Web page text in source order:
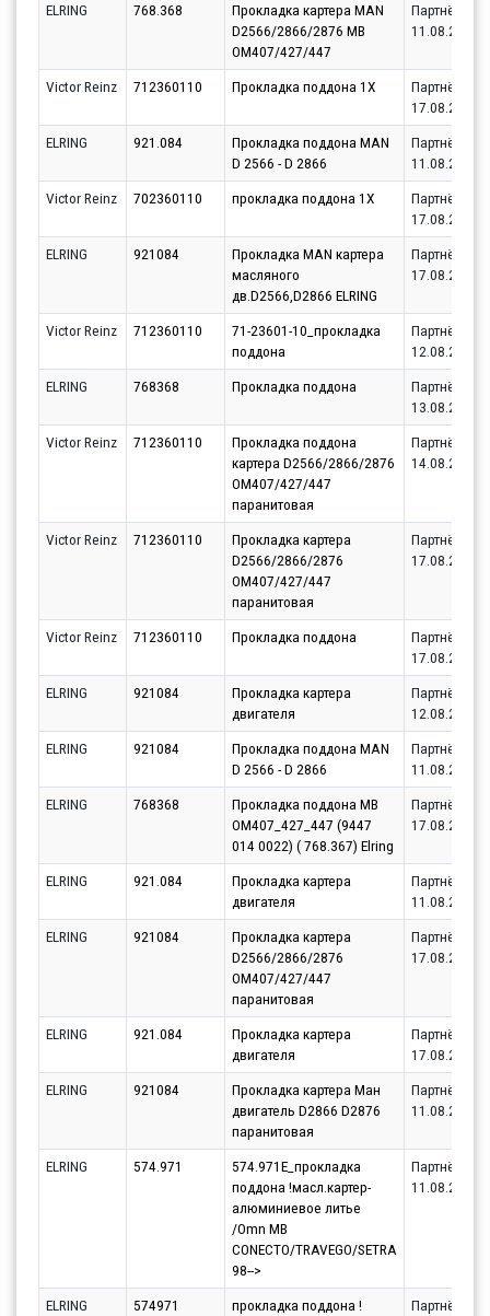
ELRING
768.368
Прокладка картера MAN
D2566/2866/2876 MB
OM407/427/447
Партнёр
11.08.2026
Victor Reinz 712360110 Прокладка поддона 1Х
Партнёр
17.08.2026
ELRING
921.084
Прокладка поддона MAN
D 2566 - D 2866
Партнёр
11.08.2026
Victor Reinz
702360110 прокладка поддона 1Х
Партнёр
17.08.2026
ELRING
921084
Прокладка MAN картера
масляного
дв.D2566,D2866 ELRING
Партнёр
17.08.2026
Victor Reinz 712360110
71-23601-10_прокладка
поддона
Партнёр
12.08.2026
ELRING
768368 Прокладка поддона
Партнёр
13.08.2026
Victor Reinz
712360110
Прокладка поддона
картера D2566/2866/2876
OM407/427/447
паранитовая
Партнёр
14.08.2026
Victor Reinz 712360110
Прокладка картера
D2566/2866/2876
OM407/427/447
паранитовая
Партнёр
17.08.2026
Victor Reinz 712360110 Прокладка поддона
Партнёр
17.08.2026
ELRING
921084
Прокладка картера
двигателя
Партнёр
12.08.2026
ELRING
921084
Прокладка поддона MAN
D 2566 - D 2866
Партнёр
11.08.2026
ELRING
768368
Прокладка поддона MB
OM407_427_447 (9447
014 0022) ( 768.367) Elring
Партнёр
17.08.2026
ELRING 921.084
Прокладка картера
двигателя
Партнёр
11.08.2026
ELRING
921084
Прокладка картера
D2566/2866/2876
OM407/427/447
паранитовая
Партнёр
17.08.2026
ELRING 921.084
Прокладка картера
двигателя
Партнёр
17.08.2026
ELRING
921084
Прокладка картера Ман
двигатель D2866 D2876
паранитовая
Партнёр
11.08.2026
ELRING 574.971
574.971E_прокладка
поддона !масл.картер-
алюминиевое литье
/Omn MB
CONECTO/TRAVEGO/SETRA
98-->
Партнёр
11.08.2026
ELRING 574971
прокладка поддона !
Партнёр